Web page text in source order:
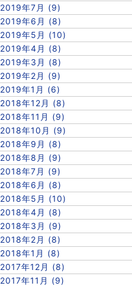
2019年7月 (9)
2019年6月 (8)
2019年5月 (10)
2019年4月 (8)
2019年3月 (8)
2019年2月 (9)
2019年1月 (6)
2018年12月 (8)
2018年11月 (9)
2018年10月 (9)
2018年9月 (8)
2018年8月 (9)
2018年7月 (9)
2018年6月 (8)
2018年5月 (10)
2018年4月 (8)
2018年3月 (9)
2018年2月 (8)
2018年1月 (8)
2017年12月 (8)
2017年11月 (9)